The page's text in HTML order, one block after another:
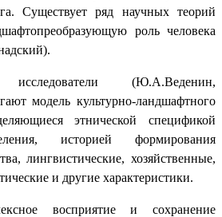
Существует ряд научных теорий
роль человека
исследователи (Ю.А.Веденин,
модель культурно-ландшафтного
этнической спецификой
историей формирования
лингвистические, хозяйственные,
и другие характеристики.
восприятие и сохранение